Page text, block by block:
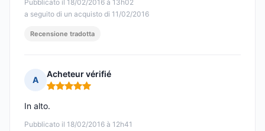
Pubblicato il 18/02/2016 à 13h02
a seguito di un acquisto di 11/02/2016
Recensione tradotta
A
Acheteur vérifié
Nota: 5 su 5
Pubblicato il 18/02/2016 à 12h41
In alto.